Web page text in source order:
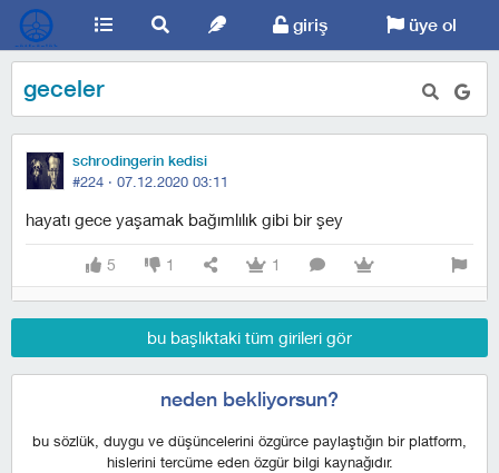
giriş üye ol
geceler
schrodingerin kedisi
#224 · 07.12.2020 03:11
hayatı gece yaşamak bağımlılık gibi bir şey
5 1 1
bu başlıktaki tüm girileri gör
neden bekliyorsun?
bu sözlük, duygu ve düşüncelerini özgürce paylaştığın bir platform,
hislerini tercüme eden özgür bilgi kaynağıdır.